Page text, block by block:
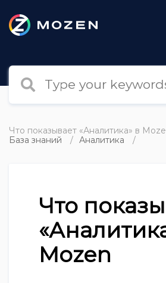
База знаний Аналитика
Что показывает «Аналитика» в
Что
Mozen